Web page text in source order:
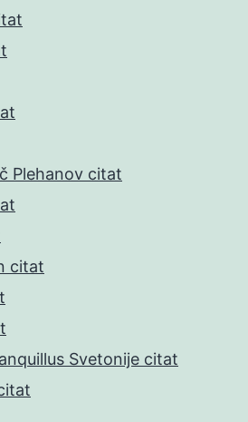
Plehanov citat
citat
Svetonije citat